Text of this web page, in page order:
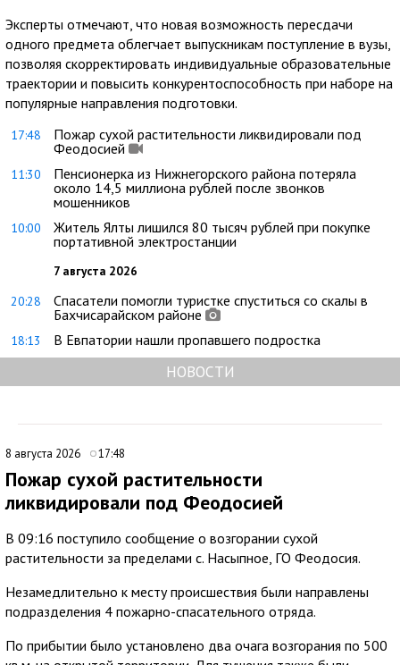
Эксперты отмечают, что новая возможность пересдачи
одного предмета облегчает выпускникам поступление в вузы,
позволяя скорректировать индивидуальные образовательные
траектории и повысить конкурентоспособность при наборе на
популярные направления подготовки.
17:48
Пожар сухой растительности ликвидировали под
Феодосией
11:30
Пенсионерка из Нижнегорского района потеряла
около 14,5 миллиона рублей после звонков
мошенников
10:00
Житель Ялты лишился 80 тысяч рублей при покупке
портативной электростанции
7 августа 2026
20:28
Спасатели помогли туристке спуститься со скалы в
Бахчисарайском районе
18:13 В Евпатории нашли пропавшего подростка
НОВОСТИ
8 августа 2026 17:48
Пожар сухой растительности
ликвидировали под Феодосией
В 09:16 поступило сообщение о возгорании сухой
растительности за пределами с. Насыпное, ГО Феодосия.
Незамедлительно к месту происшествия были направлены
подразделения 4 пожарно-спасательного отряда.
По прибытии было установлено два очага возгорания по 500